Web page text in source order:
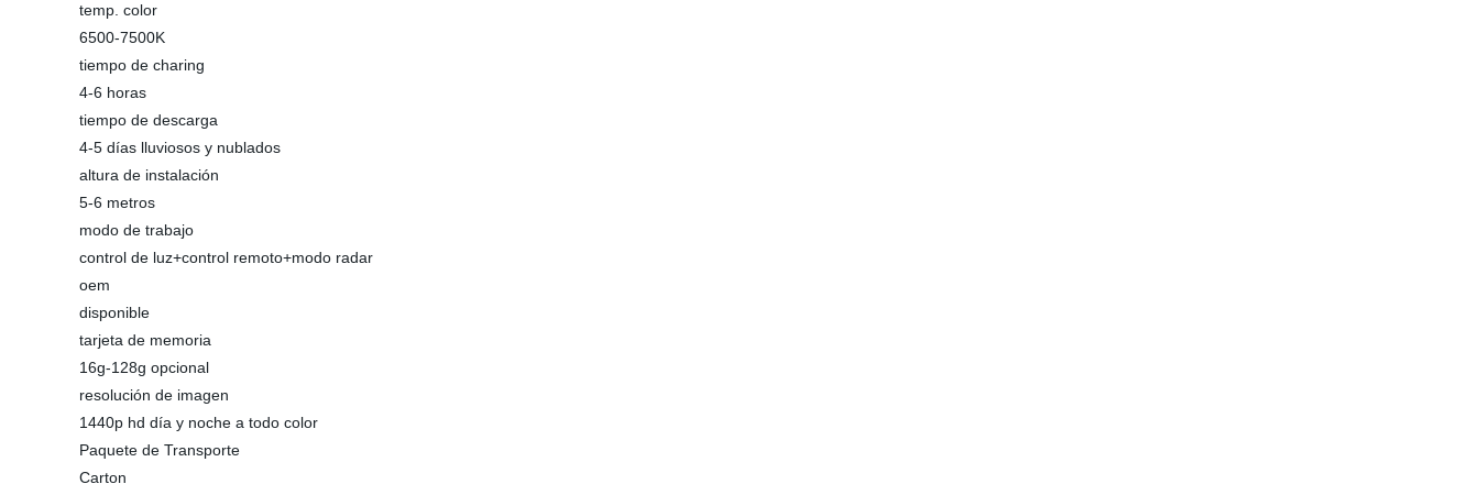
temp. color
6500-7500K
tiempo de charing
4-6 horas
tiempo de descarga
4-5 días lluviosos y nublados
altura de instalación
5-6 metros
modo de trabajo
control de luz+control remoto+modo radar
oem
disponible
tarjeta de memoria
16g-128g opcional
resolución de imagen
1440p hd día y noche a todo color
Paquete de Transporte
Carton